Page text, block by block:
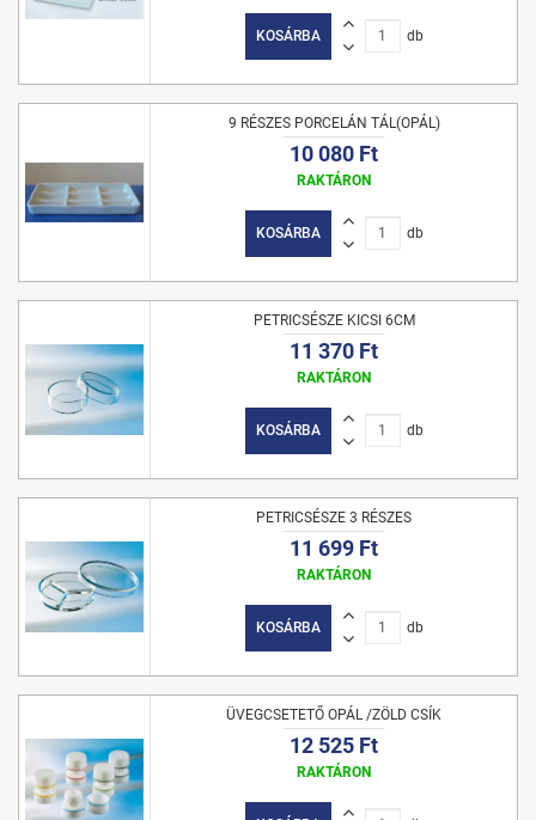
KOSÁRBA db
9 RÉSZES PORCELÁN TÁL(OPÁL)
10 080 Ft
RAKTÁRON
KOSÁRBA db
PETRICSÉSZE KICSI 6CM
11 370 Ft
RAKTÁRON
KOSÁRBA db
PETRICSÉSZE 3 RÉSZES
11 699 Ft
RAKTÁRON
KOSÁRBA db
ÜVEGCSETETŐ OPÁL /ZÖLD CSÍK
12 525 Ft
RAKTÁRON